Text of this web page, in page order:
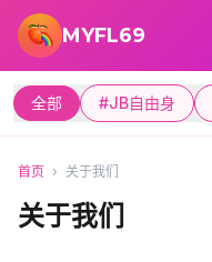
跳转到主要内容
MYFL69
全部 #JB自由身
首页 › 关于我们
关于我们